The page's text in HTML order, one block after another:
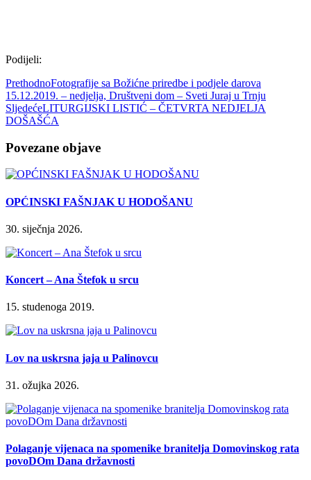
Podijeli:
PrethodnoFotografije sa Božićne priredbe i podjele darova
15.12.2019. – nedjelja, Društveni dom – Sveti Juraj u Trnju
SljedećeLITURGIJSKI LISTIĆ – ČETVRTA NEDJELJA
DOŠAŠĆA
Povezane objave
OPĆINSKI FAŠNJAK U HODOŠANU
30. siječnja 2026.
Koncert – Ana Štefok u srcu
15. studenoga 2019.
Lov na uskrsna jaja u Palinovcu
31. ožujka 2026.
Polaganje vijenaca na spomenike branitelja Domovinskog rata
povoDOm Dana državnosti